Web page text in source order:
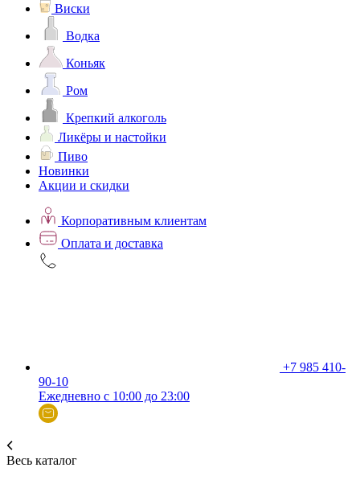
Виски
Водка
Коньяк
Ром
Крепкий алкоголь
Ликёры и настойки
Пиво
Новинки
Акции и скидки
Корпоративным клиентам
Оплата и доставка
+7 985 410-
90-10
Ежедневно с 10:00 до 23:00
Весь каталог